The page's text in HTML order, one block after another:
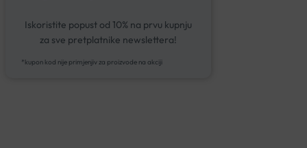
Iskoristite popust od 10% na prvu kupnju
za sve pretplatnike newslettera!
*kupon kod nije primjenjiv za proizvode na akciji